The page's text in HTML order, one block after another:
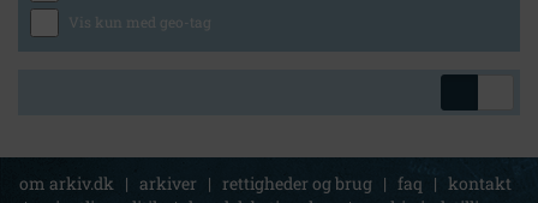
Vis kun med geo-tag
om arkiv.dk | arkiver | rettigheder og brug | faq | kontakt